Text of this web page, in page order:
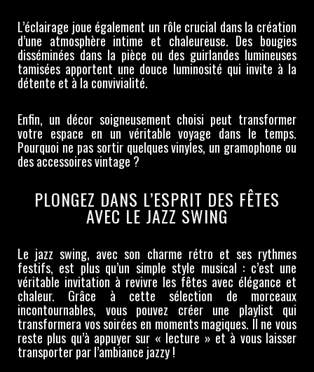
L’éclairage joue également un rôle crucial dans la création
d’une atmosphère intime et chaleureuse. Des bougies
disséminées dans la pièce ou des guirlandes lumineuses
tamisées apportent une douce luminosité qui invite à la
détente et à la convivialité.
Enfin, un décor soigneusement choisi peut transformer
votre espace en un véritable voyage dans le temps.
Pourquoi ne pas sortir quelques vinyles, un gramophone ou
des accessoires vintage ?
PLONGEZ DANS L’ESPRIT DES FÊTES
AVEC LE JAZZ SWING
Le jazz swing, avec son charme rétro et ses rythmes
festifs, est plus qu’un simple style musical : c’est une
véritable invitation à revivre les fêtes avec élégance et
chaleur. Grâce à cette sélection de morceaux
incontournables, vous pouvez créer une playlist qui
transformera vos soirées en moments magiques. Il ne vous
reste plus qu’à appuyer sur « lecture » et à vous laisser
transporter par l’ambiance jazzy !